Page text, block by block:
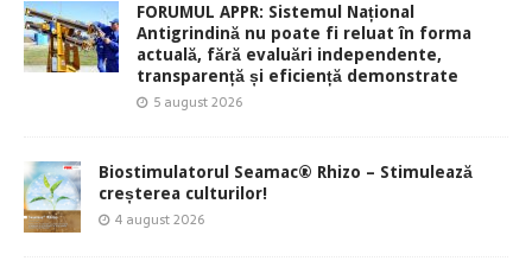
FORUMUL APPR: Sistemul Național
Antigrindină nu poate fi reluat în forma
actuală, fără evaluări independente,
transparență și eficiență demonstrate
5 august 2026
Biostimulatorul Seamac® Rhizo – Stimulează
creșterea culturilor!
4 august 2026